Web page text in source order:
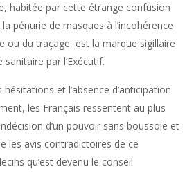
habitée par cette étrange confusion
pénurie de masques à l’incohérence
ou du traçage, est la marque sigillaire
par l’Exécutif.
et l’absence d’anticipation
les Français ressentent au plus
d’un pouvoir sans boussole et
les avis contradictoires de ce
qu’est devenu le conseil